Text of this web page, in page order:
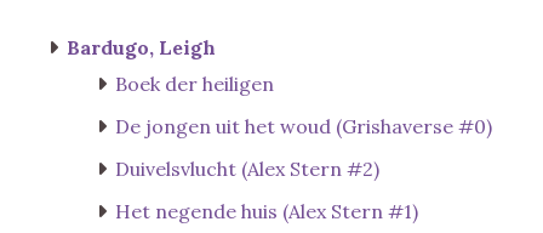
Bardugo, Leigh
Boek der heiligen
De jongen uit het woud (Grishaverse #0)
Duivelsvlucht (Alex Stern #2)
Het negende huis (Alex Stern #1)